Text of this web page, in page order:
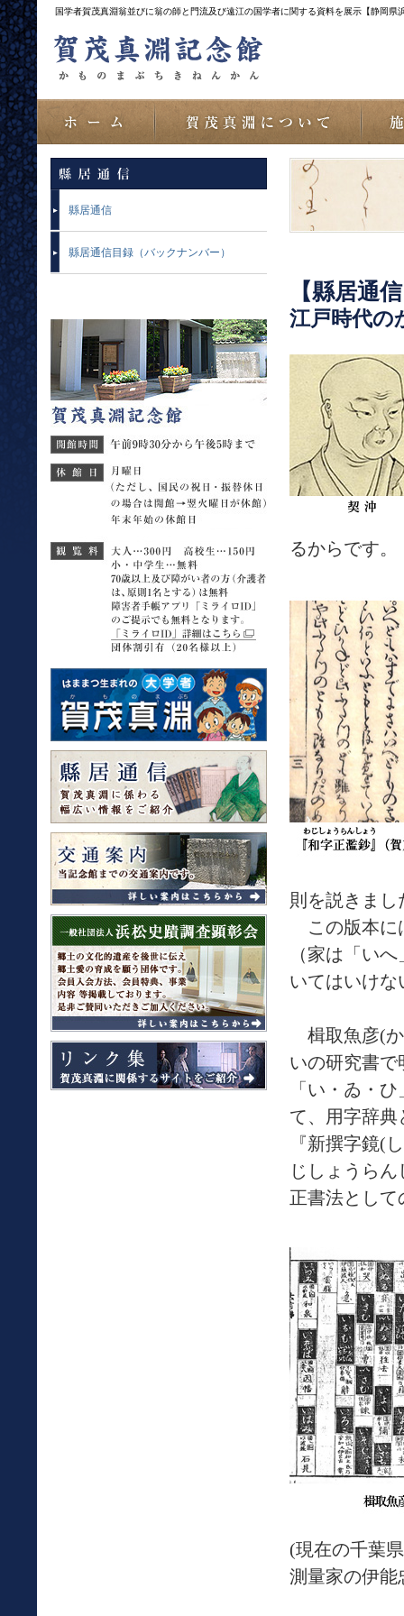
国学者賀茂真淵翁並びに翁の師と門流及び遠江の国学者に関する資料を展示【静岡県
縣居通信
縣居通信目録（バックナンバー）
【縣居通
江戸時代の
るからです。
則を説きまし
この版本に
（家は「い
いてはいけな
楫取魚彦(か
いの研究書で
「い・ゐ・
て、用字辞
『新撰字鏡(
じしょうら
正書法として
(現在の千葉
測量家の伊能